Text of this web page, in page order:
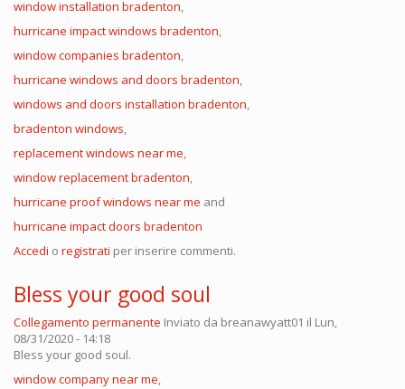
window installation bradenton,
hurricane impact windows bradenton,
window companies bradenton,
hurricane windows and doors bradenton,
windows and doors installation bradenton,
bradenton windows,
replacement windows near me,
window replacement bradenton,
hurricane proof windows near me and
hurricane impact doors bradenton
Accedi o registrati per inserire commenti.
Bless your good soul
Collegamento permanente Inviato da breanawyatt01 il Lun,
08/31/2020 - 14:18
Bless your good soul.
window company near me,